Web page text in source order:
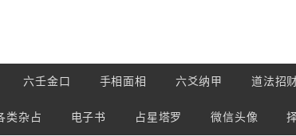
六壬金口 手相面相 六爻纳甲 道法招
类杂占 电子书 占星塔罗 微信头像